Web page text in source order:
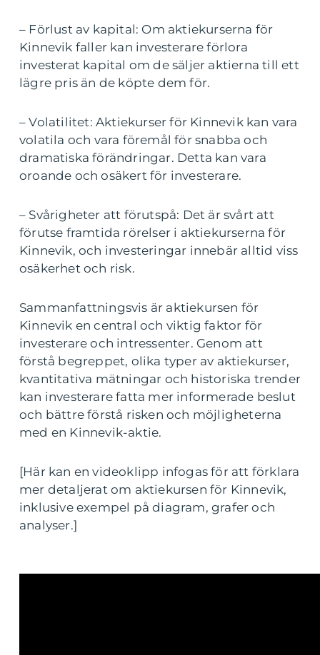
– Förlust av kapital: Om aktiekurserna för
Kinnevik faller kan investerare förlora
investerat kapital om de säljer aktierna till ett
lägre pris än de köpte dem för.
– Volatilitet: Aktiekurser för Kinnevik kan vara
volatila och vara föremål för snabba och
dramatiska förändringar. Detta kan vara
oroande och osäkert för investerare.
– Svårigheter att förutspå: Det är svårt att
förutse framtida rörelser i aktiekurserna för
Kinnevik, och investeringar innebär alltid viss
osäkerhet och risk.
Sammanfattningsvis är aktiekursen för
Kinnevik en central och viktig faktor för
investerare och intressenter. Genom att
förstå begreppet, olika typer av aktiekurser,
kvantitativa mätningar och historiska trender
kan investerare fatta mer informerade beslut
och bättre förstå risken och möjligheterna
med en Kinnevik-aktie.
[Här kan en videoklipp infogas för att förklara
mer detaljerat om aktiekursen för Kinnevik,
inklusive exempel på diagram, grafer och
analyser.]